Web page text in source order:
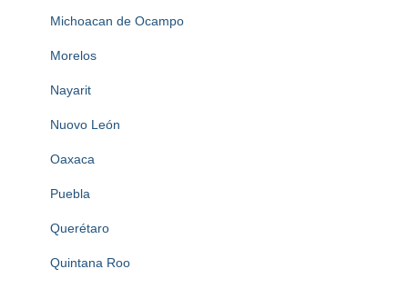
Michoacan de Ocampo
Morelos
Nayarit
Nuovo León
Oaxaca
Puebla
Querétaro
Quintana Roo